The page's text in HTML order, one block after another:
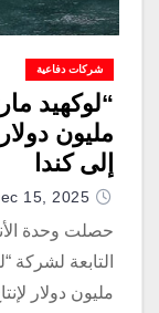
شركات دفاعية
إلى كندا
15, 2025
حصلت وحدة